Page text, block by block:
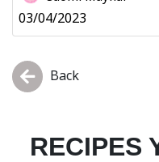
03/04/2023
Back
RECIPES